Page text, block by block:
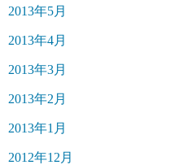
2013年5月
2013年4月
2013年3月
2013年2月
2013年1月
2012年12月